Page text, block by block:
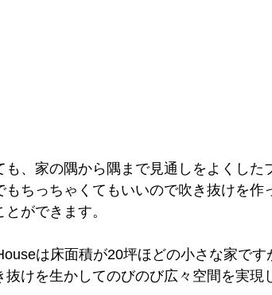
も、家の隅から隅まで見通しをよくした
もちっちゃくてもいいので吹き抜けを作
とができます。
は床面積が20坪ほどの小さな家で
抜けを生かしてのびのび広々空間を実現